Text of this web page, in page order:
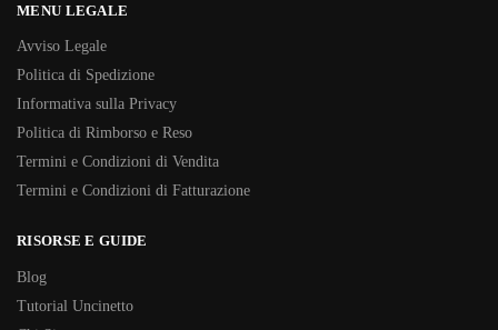
MENU LEGALE
Avviso Legale
Politica di Spedizione
Informativa sulla Privacy
Politica di Rimborso e Reso
Termini e Condizioni di Vendita
Termini e Condizioni di Fatturazione
RISORSE E GUIDE
Blog
Tutorial Uncinetto